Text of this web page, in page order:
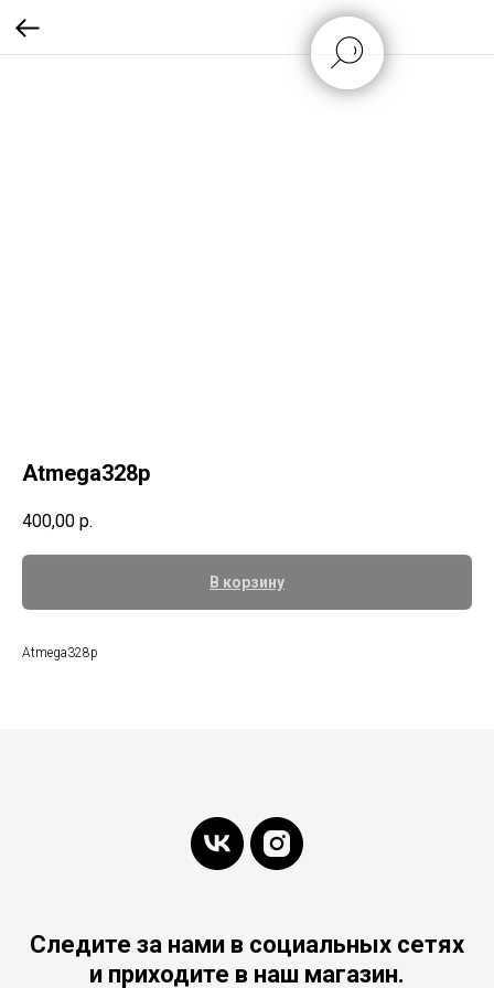
Atmega328p
400,00 р.
В корзину
Atmega328p
Следите за нами в социальных сетях
и приходите в наш магазин.